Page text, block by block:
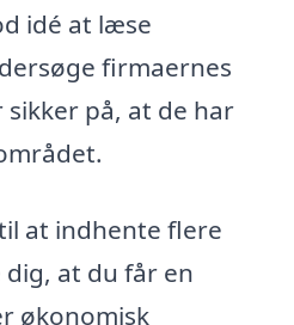
idé at læse
firmaernes
på, at de har
at indhente flere
at du får en
økonomisk